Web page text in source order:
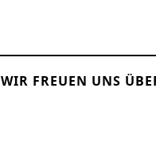
WIR FREUEN UNS